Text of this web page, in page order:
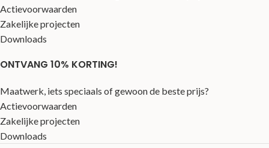
Actievoorwaarden
Zakelijke projecten
Downloads
ONTVANG 10% KORTING!
Maatwerk, iets speciaals of gewoon de beste prijs?
Actievoorwaarden
Zakelijke projecten
Downloads